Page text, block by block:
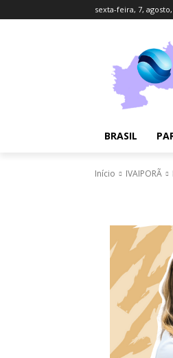
sexta-feira, 7,
BRASIL
Início IVAIPORÃ